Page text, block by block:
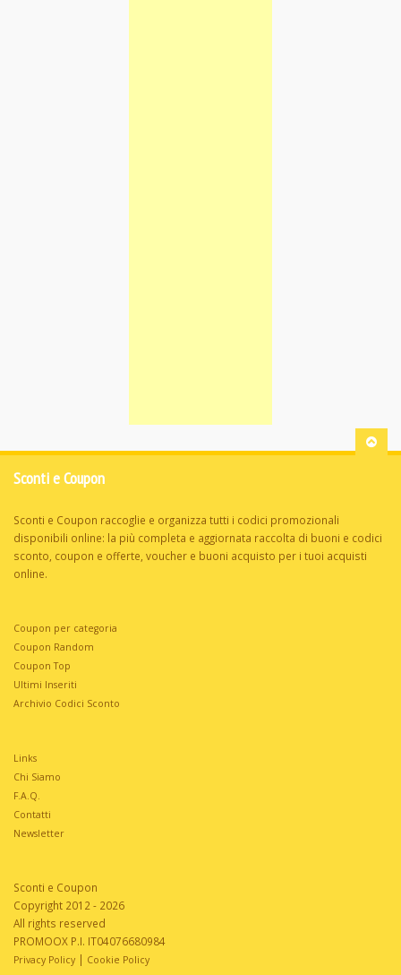
Sconti e Coupon
Sconti e Coupon raccoglie e organizza tutti i codici promozionali
disponibili online: la più completa e aggiornata raccolta di buoni e codici
sconto, coupon e offerte, voucher e buoni acquisto per i tuoi acquisti
online.
Coupon per categoria
Coupon Random
Coupon Top
Ultimi Inseriti
Archivio Codici Sconto
Links
Chi Siamo
F.A.Q.
Contatti
Newsletter
Sconti e Coupon
Copyright 2012 - 2026
All rights reserved
PROMOOX P.I. IT04076680984
Privacy Policy | Cookie Policy